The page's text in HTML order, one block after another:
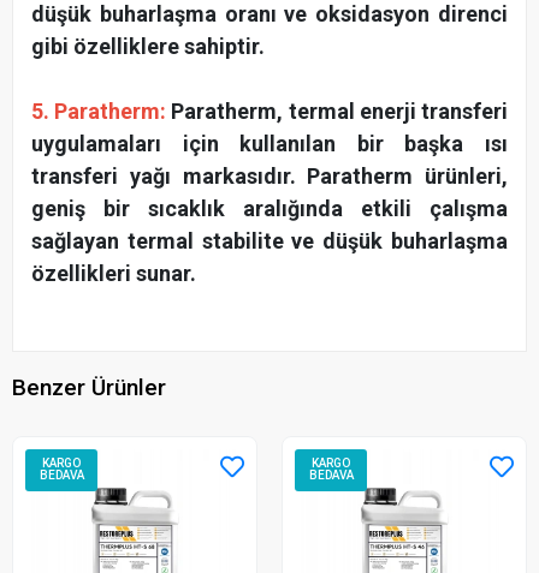
düşük buharlaşma oranı ve oksidasyon direnci
gibi özelliklere sahiptir.
5. Paratherm: Paratherm, termal enerji transferi
uygulamaları için kullanılan bir başka ısı
transferi yağı markasıdır. Paratherm ürünleri,
geniş bir sıcaklık aralığında etkili çalışma
sağlayan termal stabilite ve düşük buharlaşma
özellikleri sunar.
Benzer Ürünler
KARGO
BEDAVA
KARGO
BEDAVA